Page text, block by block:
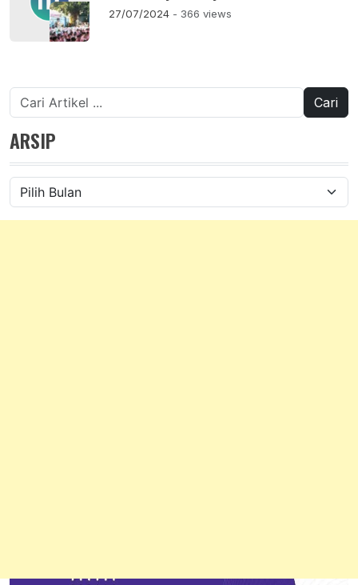
27/07/2024 - 366 views
Cari
untuk:
ARSIP
Arsip